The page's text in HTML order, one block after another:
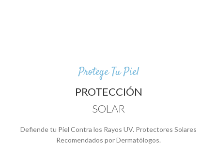
Protege Tu Piel
PROTECCIÓN
SOLAR
Defiende tu Piel Contra los Rayos UV. Protectores Solares
Recomendados por Dermatólogos.